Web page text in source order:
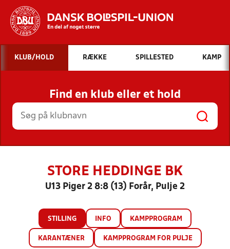
Hvad vil du søge efter?
INDHOLD OG NYHEDER
STILLINGER, RESULTATER, KLUBBER OG
HOLD
KLUB/HOLD RÆKKE SPILLESTED KAMP
Find en klub eller et hold
STORE HEDDINGE BK
U13 Piger 2 8:8 (13) Forår, Pulje 2
STILLING INFO KAMPPROGRAM
KARANTÆNER KAMPPROGRAM FOR PULJE